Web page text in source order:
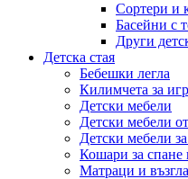
Сортери и
Басейни с
Други
Детска стая
Бебешки легла
Килимчета за
Детски мебели
Детски мебели
Детски мебели
Кошари за спане
Матраци и